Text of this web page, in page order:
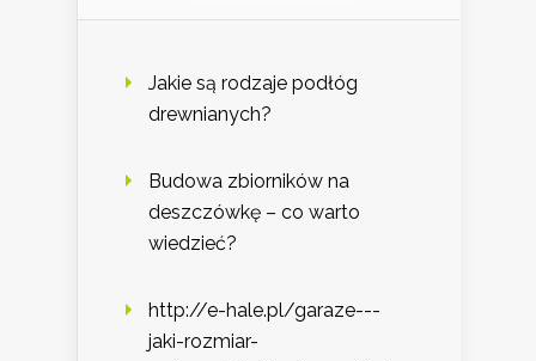
Jakie są rodzaje podłóg
drewnianych?
Budowa zbiorników na
deszczówkę – co warto
wiedzieć?
http://e-hale.pl/garaze---
jaki-rozmiar-